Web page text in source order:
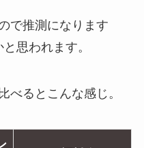
で推測になります
思われます。
べるとこんな感じ。